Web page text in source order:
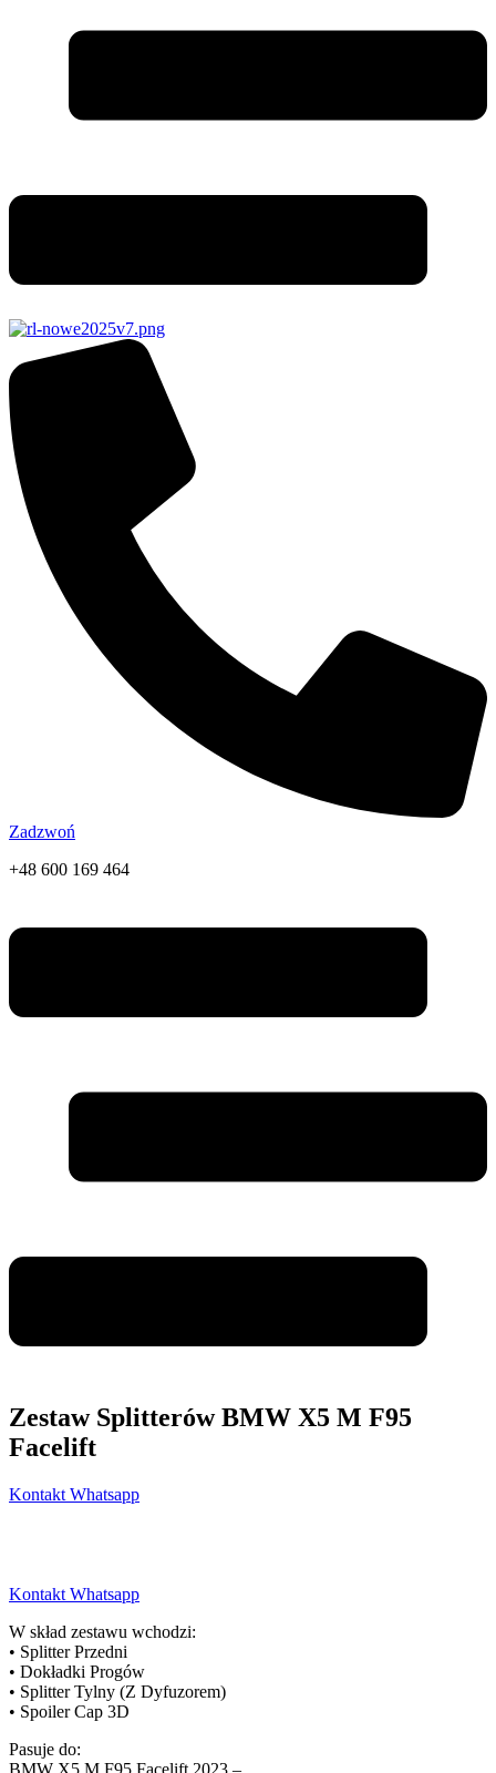
Zadzwoń
+48 600 169 464
Zestaw Splitterów BMW X5 M F95
Facelift
Kontakt Whatsapp
Kontakt Whatsapp
W skład zestawu wchodzi:
• Splitter Przedni
• Dokładki Progów
• Splitter Tylny (Z Dyfuzorem)
• Spoiler Cap 3D
Pasuje do:
BMW X5 M F95 Facelift 2023 –